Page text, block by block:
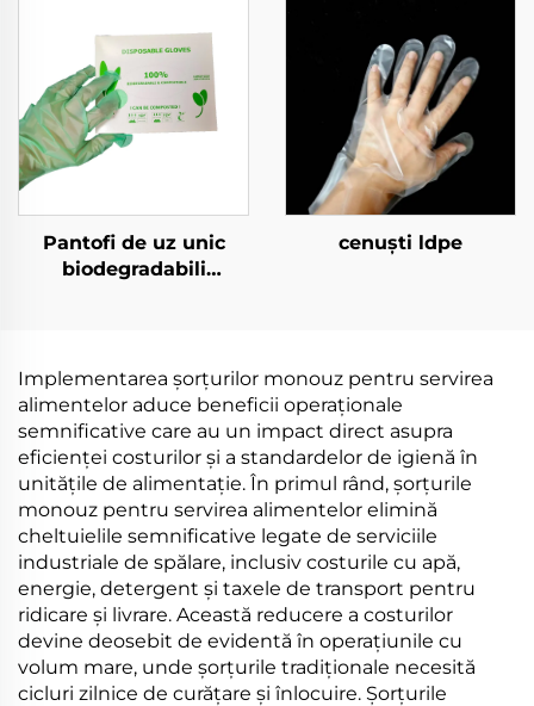
amidoară de porumb
amiloză
Pantofi de uz unic
biodegradabili
amido de porumb
cenuști ldpe
Implementarea șorțurilor monouz pentru servirea
alimentelor aduce beneficii operaționale
semnificative care au un impact direct asupra
eficienței costurilor și a standardelor de igienă în
unitățile de alimentație. În primul rând, șorțurile
monouz pentru servirea alimentelor elimină
cheltuielile semnificative legate de serviciile
industriale de spălare, inclusiv costurile cu apă,
energie, detergent și taxele de transport pentru
ridicare și livrare. Această reducere a costurilor
devine deosebit de evidentă în operațiunile cu
volum mare, unde șorțurile tradiționale necesită
cicluri zilnice de curățare și înlocuire. Șorțurile